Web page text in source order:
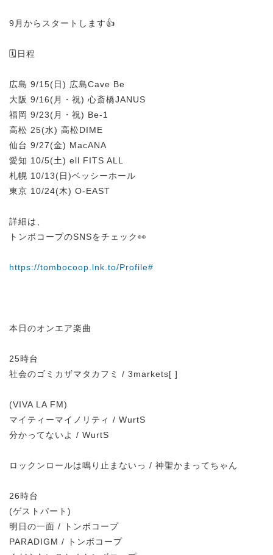
9月からスタートします👍
🗓️日程
広島 9/15(⽇) 広島Cave Be
⼤阪 9/16(⽉・祝) ⼼斎橋JANUS
福岡 9/23(⽉・祝) Be-1
⾼松 25(⽔) ⾼松DIME
仙台 9/27(⾦) MacANA
愛知 10/5(⼟) ell FITS ALL
札幌 10/13(⽇)ベッシーホール
東京 10/24(⽊) O-EAST
詳細は、
トンボコープのSNSをチェック👀
https://tombocoop.lnk.to/Profile#
本日のオンエア楽曲
25時台
社会のゴミカザマタカフミ / 3markets[ ]
(VIVA LA FM)
マイティーマイノリティ / WurtS
分かってないよ / WurtS
ロックンロールは鳴り止まないっ / 神聖かまってちゃん
26時台
(ゲストパート)
明日の一面 / トンボコープ
PARADIGM / トンボコープ